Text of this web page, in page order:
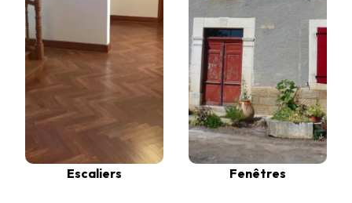
Escaliers Fenêtres